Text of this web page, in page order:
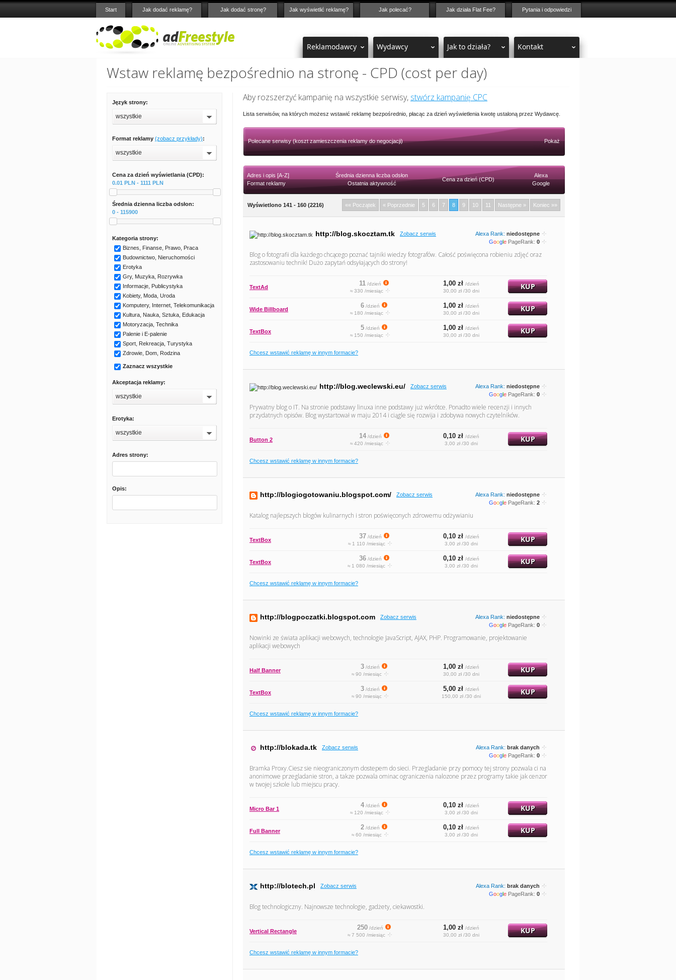
Start Jak dodać reklamę? Jak dodać stronę? Jak wyświetlić reklamę? Jak polecać? Jak działa Flat Fee? Pytania i odpowiedzi
Reklamodawcy Wydawcy Jak to działa? Kontakt
Wstaw reklamę bezpośrednio na stronę - CPD (cost per day)
Język strony:
wszystkie
Format reklamy (zobacz przykłady):
wszystkie
Cena za dzień wyświetlania (CPD):
0.01 PLN - 1111 PLN
Średnia dzienna liczba odsłon:
0 - 115900
Kategoria strony:
Biznes, Finanse, Prawo, Praca
Budownictwo, Nieruchomości
Erotyka
Gry, Muzyka, Rozrywka
Informacje, Publicystyka
Kobiety, Moda, Uroda
Komputery, Internet, Telekomunikacja
Kultura, Nauka, Sztuka, Edukacja
Motoryzacja, Technika
Palenie i E-palenie
Sport, Rekreacja, Turystyka
Zdrowie, Dom, Rodzina
Zaznacz wszystkie
Akceptacja reklamy:
wszystkie
Erotyka:
wszystkie
Adres strony:
Opis:
Aby rozszerzyć kampanię na wszystkie serwisy, stwórz kampanię CPC
Lista serwisów, na których możesz wstawić reklamę bezpośrednio, płacąc za dzień wyświetlenia kwotę ustaloną przez Wydawcę.
Polecane serwisy (koszt zamieszczenia reklamy do negocjacji) Pokaż
Adres i opis [A-Z]
Format reklamy
Średnia dzienna liczba odsłon
Ostatnia aktywność
Cena za dzień (CPD)
Alexa
Google
Wyświetlono 141 - 160 (2216) «« Początek « Poprzednie 5 6 7 8 9 10 11 Następne » Koniec »»
http://blog.skocztam.tk Zobacz serwis Alexa Rank: niedostępne
Google PageRank: 0
Blog o fotografii dla każdego chcącego poznać tajniki wiedzy fotografów. Całość poświęcona robieniu zdjęć oraz
zastosowaniu technik! Dużo zapytań odsyłających do strony!
TextAd 11 /dzień
≈ 330 /miesiąc
1,00 zł /dzień
30,00 zł /30 dni
KUP
Wide Billboard 6 /dzień
≈ 180 /miesiąc
1,00 zł /dzień
30,00 zł /30 dni
KUP
TextBox 5 /dzień
≈ 150 /miesiąc
1,00 zł /dzień
30,00 zł /30 dni
KUP
Chcesz wstawić reklamę w innym formacie?
http://blog.weclewski.eu/ Zobacz serwis Alexa Rank: niedostępne
Google PageRank: 0
Prywatny blog o IT. Na stronie podstawy linuxa inne podstawy już wkrótce. Ponadto wiele recenzji i innych
przydatnych opisów. Blog wystartował w maju 2014 i ciągle się rozwija i zdobywa nowych czytelników.
Button 2 14/dzień
≈ 420 /miesiąc
0,10 zł /dzień
3,00 zł /30 dni
KUP
Chcesz wstawić reklamę w innym formacie?
http://blogiogotowaniu.blogspot.com/ Zobacz serwis Alexa Rank: niedostępne
Google PageRank: 2
Katalog najlepszych blogów kulinarnych i stron poświęconych zdrowemu odżywianiu
TextBox 37 /dzień
≈ 1 110 /miesiąc
0,10 zł /dzień
3,00 zł /30 dni
KUP
TextBox 36/dzień
≈ 1 080 /miesiąc
0,10 zł /dzień
3,00 zł /30 dni
KUP
Chcesz wstawić reklamę w innym formacie?
http://blogpoczatki.blogspot.com Zobacz serwis Alexa Rank: niedostępne
Google PageRank: 0
Nowinki ze świata aplikacji webowych, technologie JavaScript, AJAX, PHP. Programowanie, projektowanie
aplikacji webowych
Half Banner 3 /dzień
≈ 90 /miesiąc
1,00 zł /dzień
30,00 zł /30 dni
KUP
TextBox 3 /dzień
≈ 90 /miesiąc
5,00 zł /dzień
150,00 zł /30 dni
KUP
Chcesz wstawić reklamę w innym formacie?
http://blokada.tk Zobacz serwis Alexa Rank: brak danych
Google PageRank: 0
Bramka Proxy.Ciesz sie nieograniczonym dostepem do sieci. Przegladanie przy pomocy tej strony pozwala ci na
anonimowe przegladanie stron, a takze pozwala ominac ograniczenia nalozone przez programy takie jak cenzor
w twojej szkole lub miejscu pracy.
Micro Bar 1 4 /dzień
≈ 120 /miesiąc
0,10 zł /dzień
3,00 zł /30 dni
KUP
Full Banner 2 /dzień
≈ 60 /miesiąc
0,10 zł /dzień
3,00 zł /30 dni
KUP
Chcesz wstawić reklamę w innym formacie?
http://blotech.pl Zobacz serwis Alexa Rank: brak danych
Google PageRank: 0
Blog technologiczny. Najnowsze technologie, gadżety, ciekawostki.
Vertical Rectangle 250 /dzień
≈ 7 500 /miesiąc
1,00 zł /dzień
30,00 zł /30 dni
KUP
Chcesz wstawić reklamę w innym formacie?